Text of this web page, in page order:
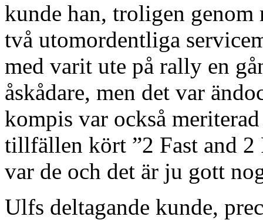
kunde han, troligen genom
två utomordentliga
med varit ute på rally en
åskådare, men det var
kompis var också
tillfällen kört ”2 Fast and 2
var de och det är ju gott
Ulfs deltagande kunde,